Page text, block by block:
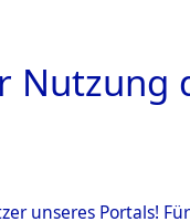
unseres Portals!